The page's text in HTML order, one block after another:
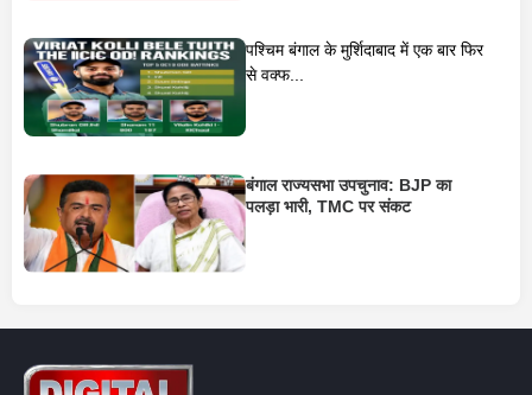
पश्चिम बंगाल के मुर्शिदाबाद में एक बार फिर
से वक्फ...
बंगाल राज्यसभा उपचुनाव: BJP का
पलड़ा भारी, TMC पर संकट